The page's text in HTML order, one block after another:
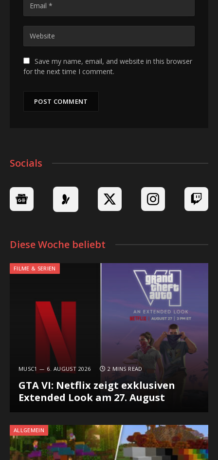
Save my name, email, and website in this browser
for the next time I comment.
Socials
Diese Woche beliebt
FILME & SERIEN
MUSC1 6. AUGUST 2026 2 MINS READ
GTA VI: Netflix zeigt exklusiven
Extended Look am 27. August
ALLGEMEIN